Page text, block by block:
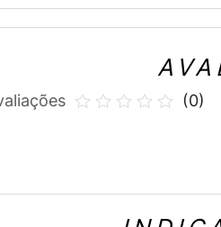
(0)